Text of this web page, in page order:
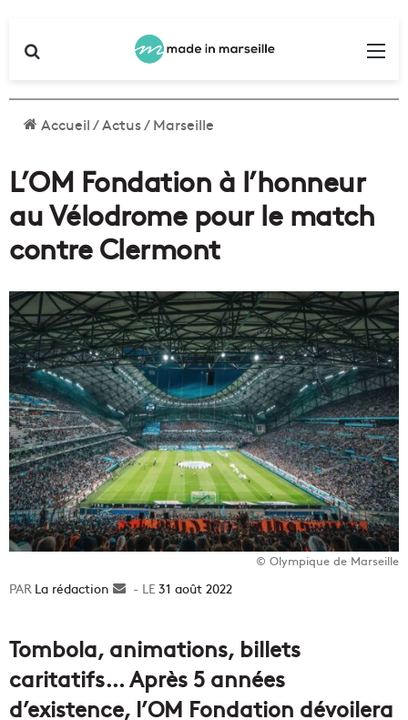
Accueil/Actus/Marseille
L’OM Fondation à l’honneur
au Vélodrome pour le match
contre Clermont
© Olympique de Marseille
La rédaction
Envoyer31 août 2022
Tombola, animations, billets
caritatifs… Après 5 années
d’existence, l’OM Fondation dévoilera